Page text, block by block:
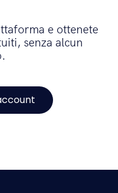
e ottenete
senza alcun